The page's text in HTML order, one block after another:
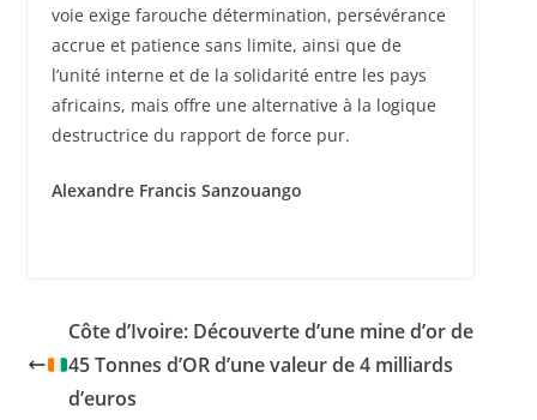
voie exige farouche détermination, persévérance
accrue et patience sans limite, ainsi que de
l’unité interne et de la solidarité entre les pays
africains, mais offre une alternative à la logique
destructrice du rapport de force pur.
Alexandre Francis Sanzouango
Côte d’Ivoire: Découverte d’une mine d’or de
45 Tonnes d’OR d’une valeur de 4 milliards
d’euros